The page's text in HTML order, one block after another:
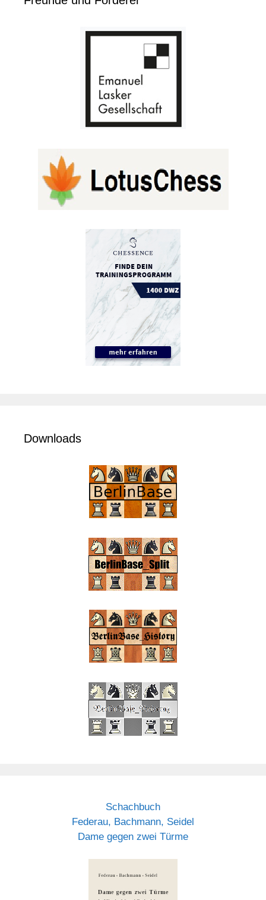
Downloads
Schachbuch
Federau, Bachmann, Seidel
Dame gegen zwei Türme